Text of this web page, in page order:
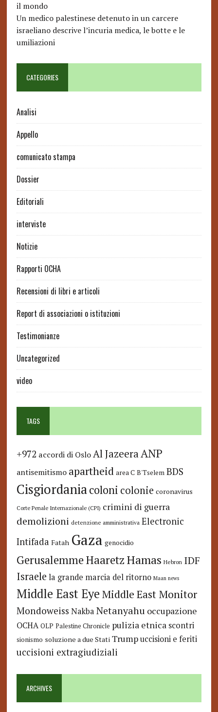
il mondo
Un medico palestinese detenuto in un carcere
israeliano descrive l’incuria medica, le botte e le
umiliazioni
CATEGORIES
Analisi
Appello
comunicato stampa
Dossier
Editoriali
interviste
Notizie
Rapporti OCHA
Recensioni di libri e articoli
Report di associazioni o istituzioni
Testimonianze
Uncategorized
video
TAGS
+972 accordi di Oslo Al JazeeraANP
antisemitismo apartheid area C B'Tselem BDS
Cisgiordaniacoloni colonie coronavirus
Corte Penale Internazionale (CPI) crimini di guerra
demolizioni detenzione amministrativa Electronic
Intifada Fatah Gaza genocidio
GerusalemmeHaaretzHamas Hebron IDF
Israele la grande marcia del ritorno Maan news
Middle East Eye Middle East Monitor
Mondoweiss Nakba Netanyahu occupazione
OCHA OLP Palestine Chronicle pulizia etnica scontri
sionismo soluzione a due Stati Trump uccisioni e feriti
uccisioni extragiudiziali
ARCHIVES